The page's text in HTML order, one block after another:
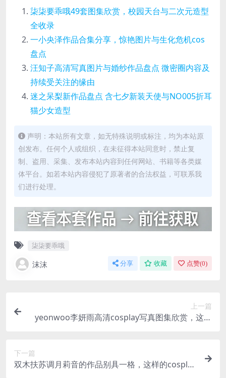
柒柒要乖哦49套图集欣赏，校园天台与二次元造型
全收录
一小央泽作品合集分享，惊艳图片与生化危机cos
盘点
汪知子高清写真图片与婚纱作品盘点 微密圈内容及
持续受关注的缘由
迷之呆梨新作品盘点 含七夕新装天使与NO005折耳
猫少女造型
声明：本站所有文章，如无特殊说明或标注，均为本站原
创发布。任何个人或组织，在未征得本站同意时，禁止复
制、盗用、采集、发布本站内容到任何网站、书籍等各类媒
体平台。如若本站内容侵犯了原著者的合法权益，可联系我
们进行处理。
柒柒要乖哦
沫沫 分享 收藏 点赞(0)
上一篇
yeonwoo李妍雨高清cosplay写真图集欣赏，这位
下一篇
双木扶苏调月莉音的作品别具一格，这样的cosplay